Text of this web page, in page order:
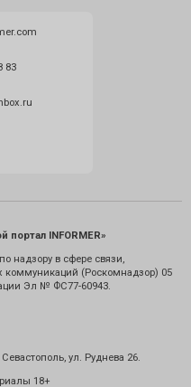
83
INFORMER»
надзору в сфере связи,
(Роскомнадзор) 05
Эл № ФС77-60943.
ул. Руднева 26.
18+